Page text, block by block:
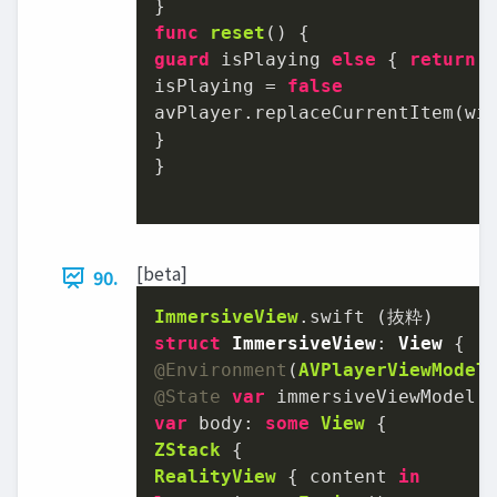
func
reset
guard
isPlaying else { return
isPlaying =
false
}
}
90. [beta]
ImmersiveView
struct
ImmersiveView: View
@Environment (AVPlayerViewModel
@State var immersiveViewModel
var body: some View
ZStack
RealityView { content in